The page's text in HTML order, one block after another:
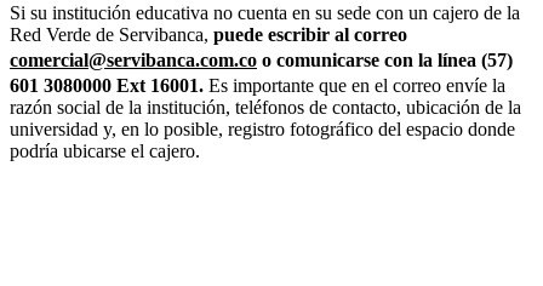
Si su institución educativa no cuenta en su sede con un cajero de la
Red Verde de Servibanca, puede escribir al correo
comercial@servibanca.com.co o comunicarse con la línea (57)
601 3080000 Ext 16001. Es importante que en el correo envíe la
razón social de la institución, teléfonos de contacto, ubicación de la
universidad y, en lo posible, registro fotográfico del espacio donde
podría ubicarse el cajero.